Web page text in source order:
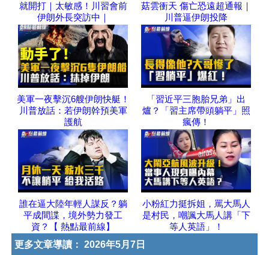
就開打｜太敏感！川習會前
伊朗外長突訪中｜
菇雲衝天 傷亡恐遠超通報｜
川普逼伊朗投降
美軍一夜擊沉6艘伊朗快艇！
川普放話：若伊朗幹預美軍
護航
「習近平三胞胎兄弟」出
爐？「習主席帶頭躺平」照
瘋傳！
誰在逼大陸年輕人謀反？躺
平成間諜，境外勢力發工
資？【 熱點最前線】
小粉紅力挺拆姐，罵大馬人
是村民，嘲諷大馬人講「下
等人英語」！
更多文章導讀： 2026年5月7日